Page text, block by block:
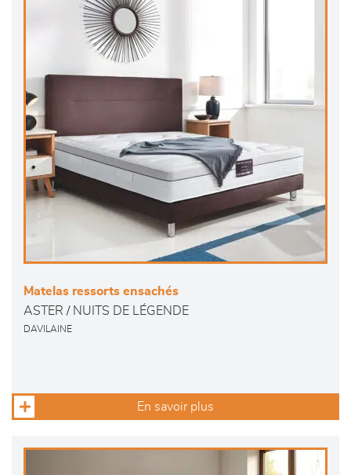
Matelas ressorts ensachés
ASTER / NUITS DE LÉGENDE
DAVILAINE
En savoir plus